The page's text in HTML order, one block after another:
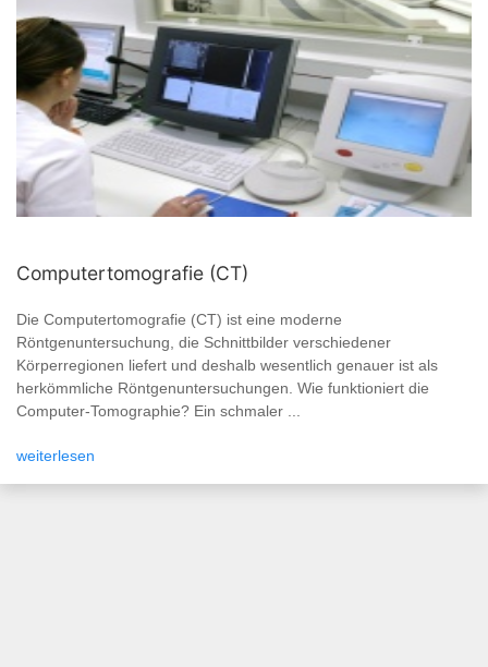
Computertomografie (CT)
Die Computertomografie (CT) ist eine moderne
Röntgenuntersuchung, die Schnittbilder verschiedener
Körperregionen liefert und deshalb wesentlich genauer ist als
herkömmliche Röntgenuntersuchungen. Wie funktioniert die
Computer-Tomographie? Ein schmaler ...
weiterlesen